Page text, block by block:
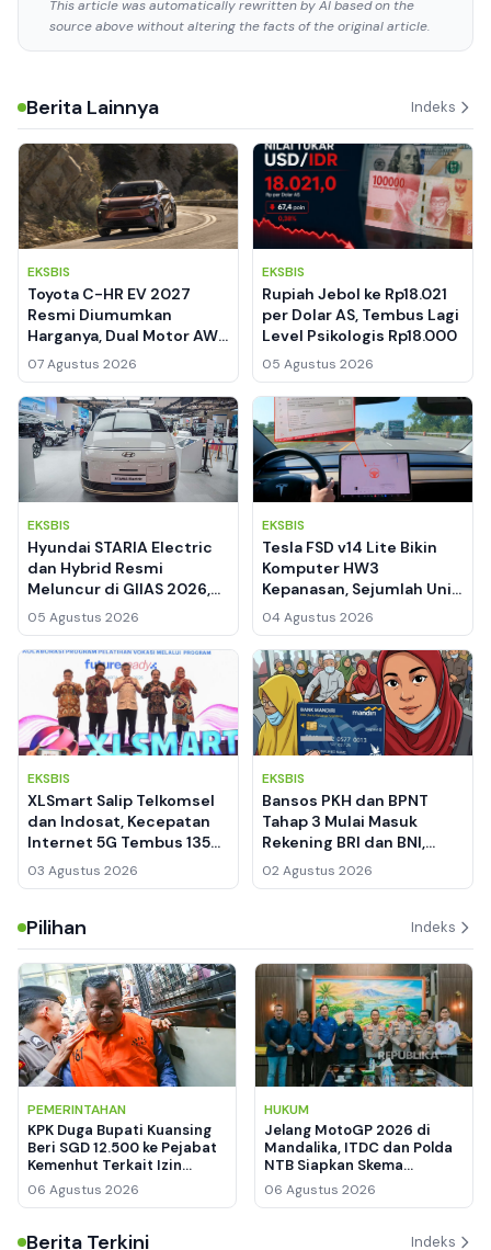
This article was automatically rewritten by AI based on the
source above without altering the facts of the original article.
Berita Lainnya Indeks
EKSBIS
Toyota C-HR EV 2027
Resmi Diumumkan
Harganya, Dual Motor AWD
338 HP Jadi Andalan
07 Agustus 2026
EKSBIS
Rupiah Jebol ke Rp18.021
per Dolar AS, Tembus Lagi
Level Psikologis Rp18.000
05 Agustus 2026
EKSBIS
Hyundai STARIA Electric
dan Hybrid Resmi
Meluncur di GIIAS 2026,
Banderol Start dari
Segmen MPV Premium
05 Agustus 2026
EKSBIS
Tesla FSD v14 Lite Bikin
Komputer HW3
Kepanasan, Sejumlah Unit
Dilaporkan Mati Total
04 Agustus 2026
EKSBIS
XLSmart Salip Telkomsel
dan Indosat, Kecepatan
Internet 5G Tembus 135
Mbps
03 Agustus 2026
EKSBIS
Bansos PKH dan BPNT
Tahap 3 Mulai Masuk
Rekening BRI dan BNI,
Pemegang KKS Mandiri
Masih Nihil
02 Agustus 2026
Pilihan Indeks
PEMERINTAHAN
KPK Duga Bupati Kuansing
Beri SGD 12.500 ke Pejabat
Kemenhut Terkait Izin
Kawasan Hutan
06 Agustus 2026
HUKUM
Jelang MotoGP 2026 di
Mandalika, ITDC dan Polda
NTB Siapkan Skema
Keamanan hingga
Manajemen Lalu Lintas
06 Agustus 2026
Berita Terkini Indeks